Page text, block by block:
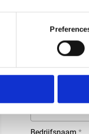
Meer
Alle vragen en
binnen 1